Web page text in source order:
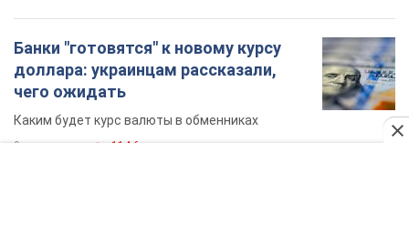
Банки "готовятся" к новому курсу
доллара: украинцам рассказали,
чего ожидать
Каким будет курс валюты в обменниках
9 годин тому 114,6 т.